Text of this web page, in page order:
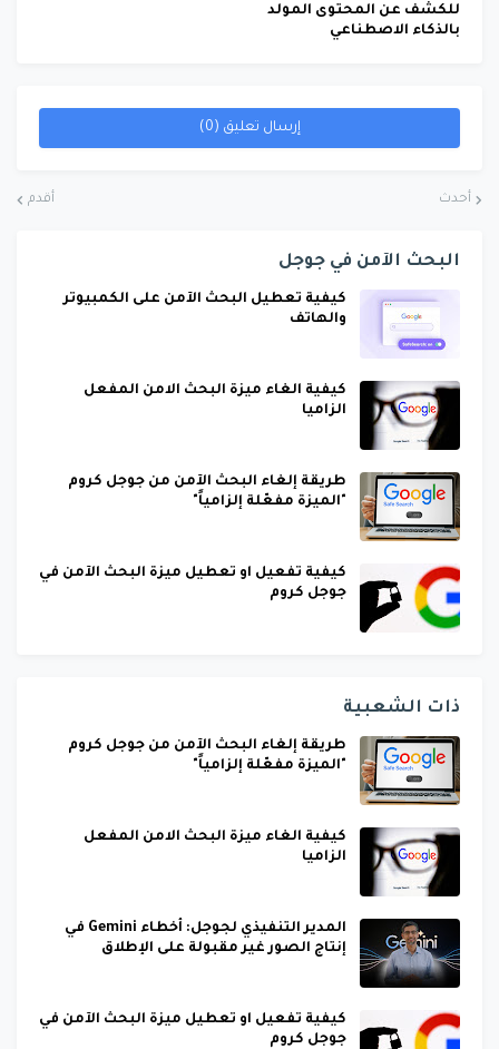
للكشف عن المحتوى المولد
بالذكاء الاصطناعي
إرسال تعليق (0)
أحدث أقدم
البحث الآمن في جوجل
كيفية تعطيل البحث الآمن على الكمبيوتر
والهاتف
كيفية الغاء ميزة البحث الامن المفعل
الزاميا
طريقة إلغاء البحث الآمن من جوجل كروم
"الميزة مفعّلة إلزامياً"
كيفية تفعيل او تعطيل ميزة البحث الآمن في
جوجل كروم
ذات الشعبية
طريقة إلغاء البحث الآمن من جوجل كروم
"الميزة مفعّلة إلزامياً"
كيفية الغاء ميزة البحث الامن المفعل
الزاميا
المدير التنفيذي لجوجل: أخطاء Gemini في
إنتاج الصور غير مقبولة على الإطلاق
كيفية تفعيل او تعطيل ميزة البحث الآمن في
جوجل كروم